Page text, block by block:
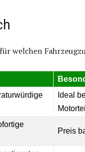
welchen
Ideal
Preis